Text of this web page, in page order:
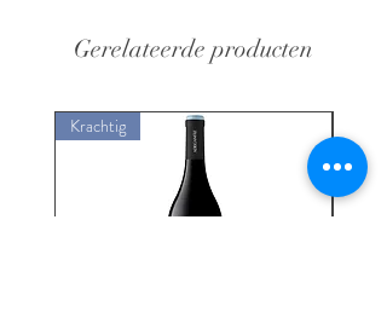
delicate smaak. De power van de
Arinto wordt beteugeld en maakt
wijn.De wijn heeft een
citroenachtige kleur, met een
delicaat mineraal aroma, typisch
Gerelateerde producten
Krachtig